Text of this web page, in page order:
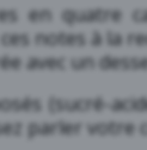
en quatre
notes à la
avec un
(sucré-
parler votre